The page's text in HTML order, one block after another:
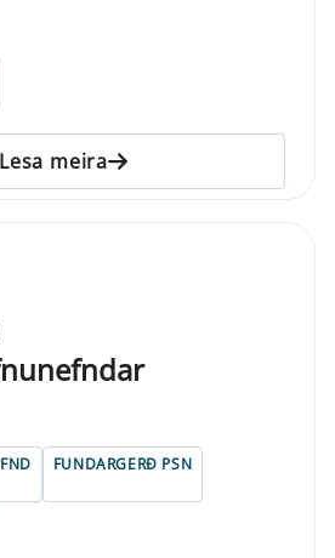
Lesa meira
FUNDARGERÐ PSN